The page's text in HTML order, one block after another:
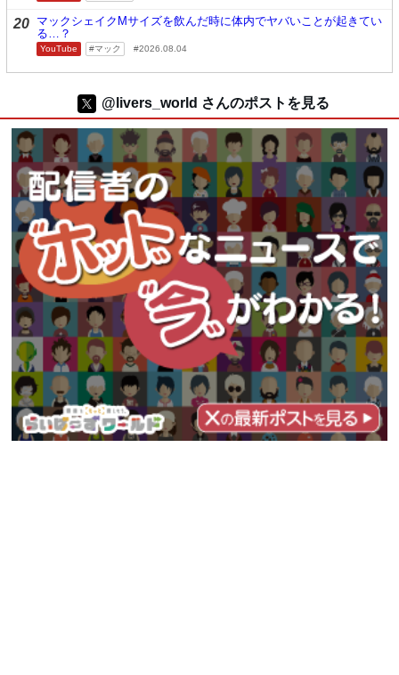
20 マックシェイクMサイズを飲んだ時に体内でヤバいことが起きてい
る…？
YouTube マック 2026.08.04
@livers_world さんのポストを見る